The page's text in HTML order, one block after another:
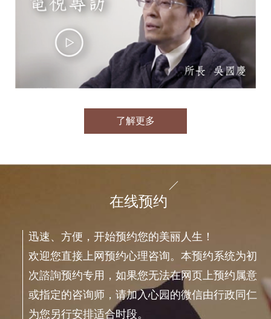
了解更多
在线预约
迅速、方便，开始预约您的美丽人生！
欢迎您直接上网预约心理咨询。本预约系统为初
次諮詢预约专用，如果您无法在网页上预约属意
或指定的咨询师，请加入心园的微信由行政同仁
为您另行安排适合时段。